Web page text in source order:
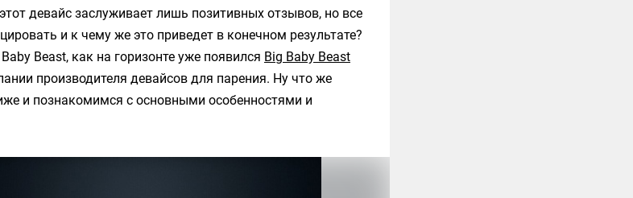
девайс заслуживает лишь позитивных отзывов, но все
и к чему же это приведет в конечном результате?
Beast, как на горизонте уже появился Big Baby Beast
производителя девайсов для парения. Ну что же
и познакомимся с основными особенностями и